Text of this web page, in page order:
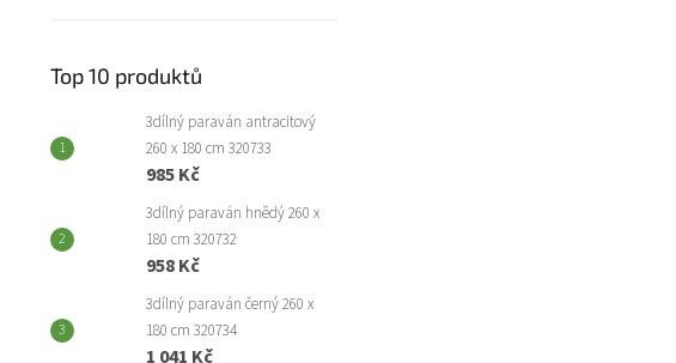
Top 10 produktů
3dílný paraván antracitový
260 x 180 cm 320733
985 Kč
3dílný paraván hnědý 260 x
180 cm 320732
958 Kč
3dílný paraván černý 260 x
180 cm 320734
1 041 Kč